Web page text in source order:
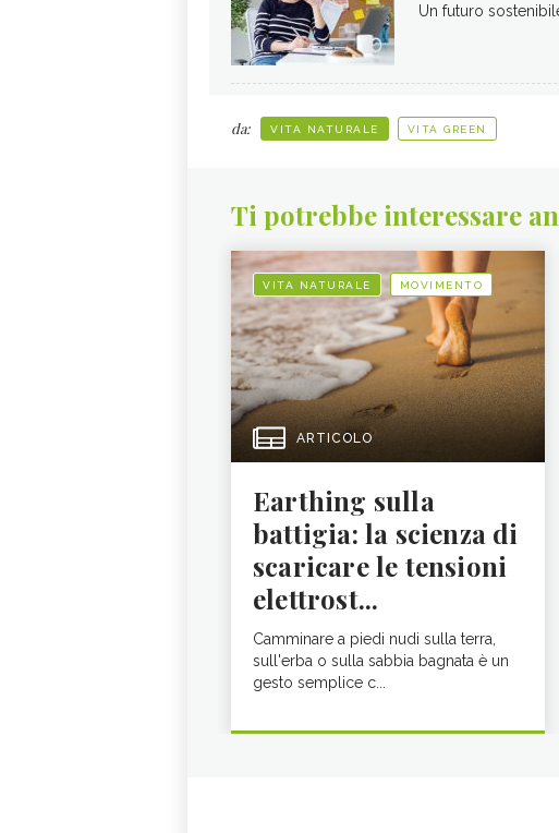
Un futuro
da: VITA NATURALE VITA GREEN
Ti potrebbe interessare
VITA NATURALE MOVIMENTO
ARTICOLO
Earthing sulla
battigia: la scienza di
scaricare le tensioni
elettrost...
Camminare a piedi nudi sulla terra,
sull'erba o sulla sabbia bagnata è un
gesto semplice c...